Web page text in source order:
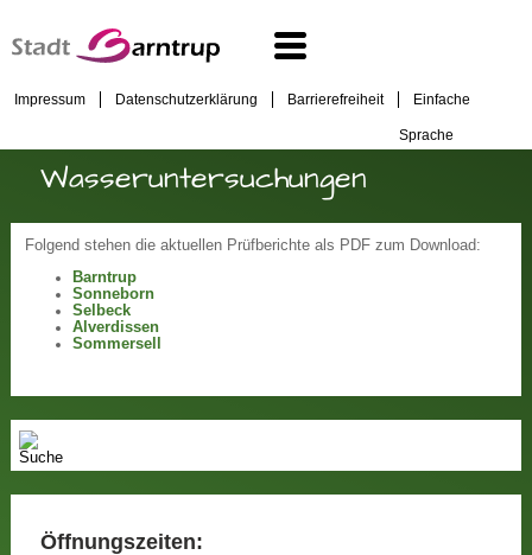
Impressum Datenschutzerklärung Barrierefreiheit Einfache
Sprache
Wasseruntersuchungen
Folgend stehen die aktuellen Prüfberichte als PDF zum Download:
Barntrup
Sonneborn
Selbeck
Alverdissen
Sommersell
Öffnungszeiten: